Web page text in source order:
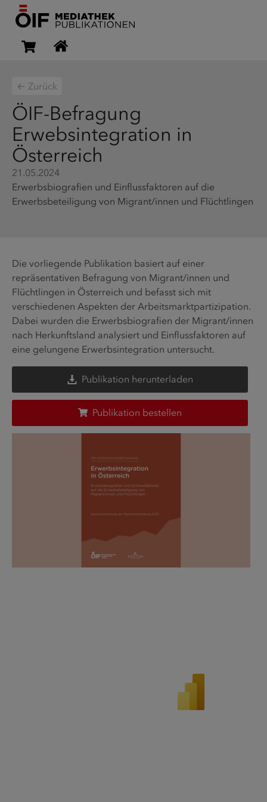
← Zurück
ÖIF-Befragung
Erwebsintegration in
Österreich
21.05.2024
Erwerbsbiografien und Einflussfaktoren auf die
Erwerbsbeteiligung von Migrant/innen und Flüchtlingen
Die vorliegende Publikation basiert auf einer
repräsentativen Befragung von Migrant/innen und
Flüchtlingen in Österreich und befasst sich mit
verschiedenen Aspekten der Arbeitsmarktpartizipation.
Dabei wurden die Erwerbsbiografien der Migrant/innen
nach Herkunftsland analysiert und Einflussfaktoren auf
eine gelungene Erwerbsintegration untersucht.
Publikation herunterladen
Publikation bestellen